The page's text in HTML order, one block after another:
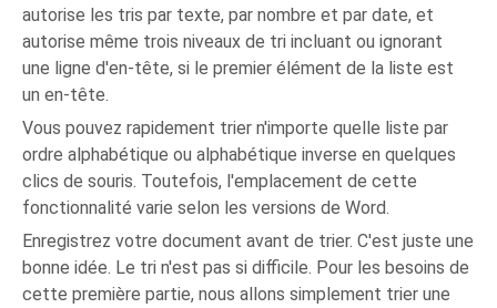
autorise les tris par texte, par nombre et par date, et
autorise même trois niveaux de tri incluant ou ignorant
une ligne d'en-tête, si le premier élément de la liste est
un en-tête.
Vous pouvez rapidement trier n'importe quelle liste par
ordre alphabétique ou alphabétique inverse en quelques
clics de souris. Toutefois, l'emplacement de cette
fonctionnalité varie selon les versions de Word.
Enregistrez votre document avant de trier. C'est juste une
bonne idée. Le tri n'est pas si difficile. Pour les besoins de
cette première partie, nous allons simplement trier une